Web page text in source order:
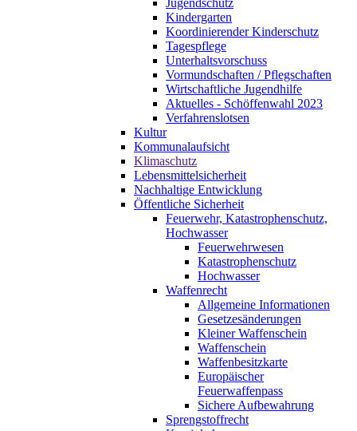
Jugendschutz
Kindergarten
Koordinierender Kinderschutz
Tagespflege
Unterhaltsvorschuss
Vormundschaften / Pflegschaften
Wirtschaftliche Jugendhilfe
Aktuelles - Schöffenwahl 2023
Verfahrenslotsen
Kultur
Kommunalaufsicht
Klimaschutz
Lebensmittelsicherheit
Nachhaltige Entwicklung
Öffentliche Sicherheit
Feuerwehr, Katastrophenschutz,
Hochwasser
Feuerwehrwesen
Katastrophenschutz
Hochwasser
Waffenrecht
Allgemeine Informationen
Gesetzesänderungen
Kleiner Waffenschein
Waffenschein
Waffenbesitzkarte
Europäischer
Feuerwaffenpass
Sichere Aufbewahrung
Sprengstoffrecht